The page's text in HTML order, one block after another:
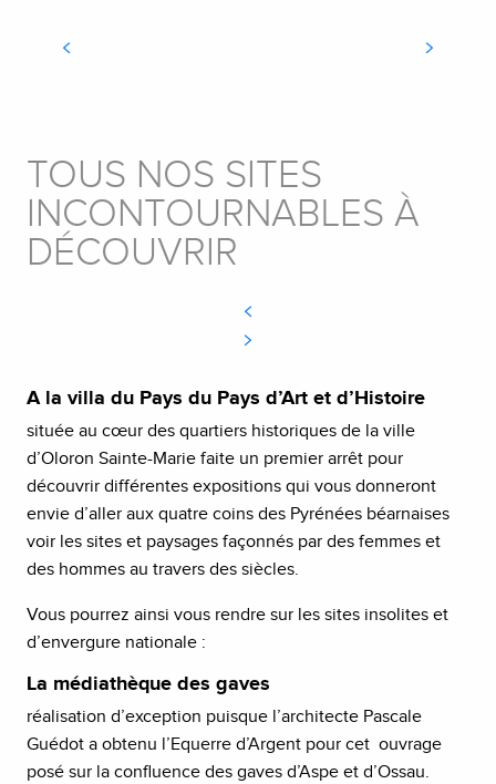
TOUS NOS SITES
INCONTOURNABLES À
DÉCOUVRIR
A la villa du Pays du Pays d’Art et d’Histoire
située au cœur des quartiers historiques de la ville
d’Oloron Sainte-Marie faite un premier arrêt pour
découvrir différentes expositions qui vous donneront
envie d’aller aux quatre coins des Pyrénées béarnaises
voir les sites et paysages façonnés par des femmes et
des hommes au travers des siècles.
Vous pourrez ainsi vous rendre sur les sites insolites et
d’envergure nationale :
La médiathèque des gaves
réalisation d’exception puisque l’architecte Pascale
Guédot a obtenu l’Equerre d’Argent pour cet ouvrage
posé sur la confluence des gaves d’Aspe et d’Ossau.